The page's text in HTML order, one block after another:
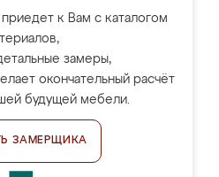
к Вам с каталогом
замеры,
окончательный расчёт
будущей мебели.
ЗАМЕРЩИКА